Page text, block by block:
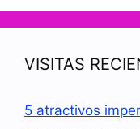
VISITAS
5 atractivos